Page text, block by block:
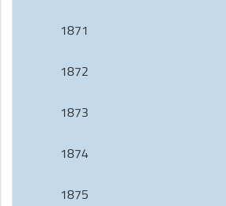
1871
1872
1873
1874
1875